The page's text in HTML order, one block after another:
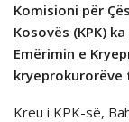
Komisioni për
Kosovës (KPK)
Emërimin e
kryeprokurorëve
Kreu i KPK-së,